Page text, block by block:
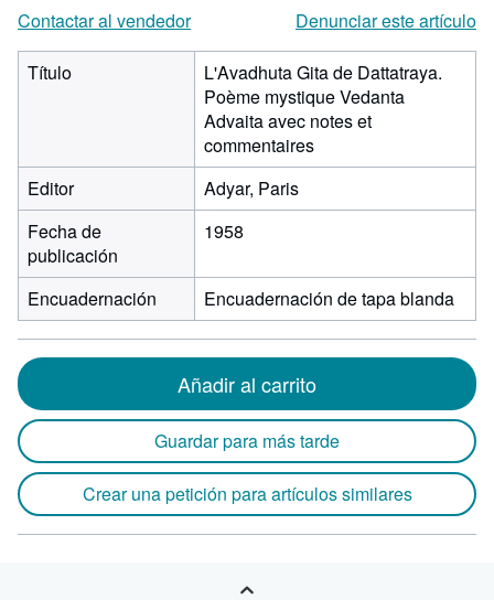
Contactar al vendedor
Denunciar este artículo
Título
L'Avadhuta Gita de Dattatraya.
Poème mystique Vedanta
Advaita avec notes et
commentaires
Editor
Adyar, Paris
Fecha de
publicación
1958
Encuadernación Encuadernación de tapa blanda
Añadir al carrito
Guardar para más tarde
Crear una petición para artículos similares